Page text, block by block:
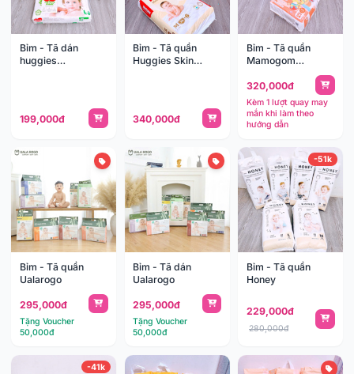
Bỉm - Tã dán
huggies
199,000đ
Bỉm - Tã quần
Huggies Skin
Perfect
340,000đ
Bỉm - Tã quần
Mamogom
Dynamic
320,000đ
Kèm 1 lượt quay may
mắn khi làm theo
hướng dẫn
Bỉm - Tã quần
Ualarogo
295,000đ
Tặng Voucher
50,000đ
Bỉm - Tã dán
Ualarogo
295,000đ
Tặng Voucher
50,000đ
-51k
Bỉm - Tã quần
Honey
229,000đ
280,000đ
-41k